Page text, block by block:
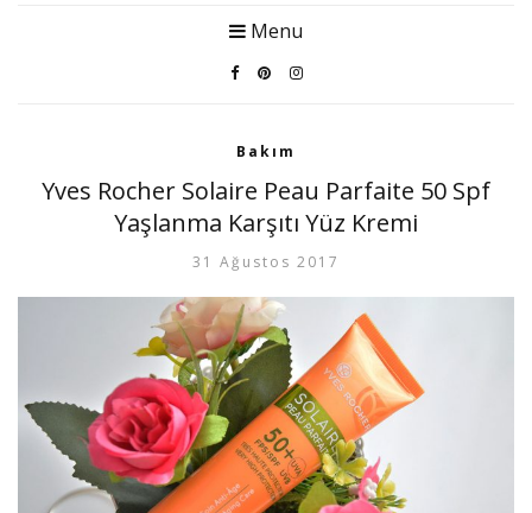
Menu
Bakım
Yves Rocher Solaire Peau Parfaite 50 Spf
Yaşlanma Karşıtı Yüz Kremi
31 Ağustos 2017